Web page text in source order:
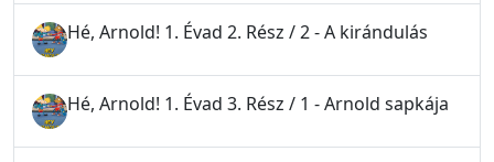
Hé, Arnold! 1. Évad 2. Rész / 2 - A kirándulás
Hé, Arnold! 1. Évad 3. Rész / 1 - Arnold sapkája